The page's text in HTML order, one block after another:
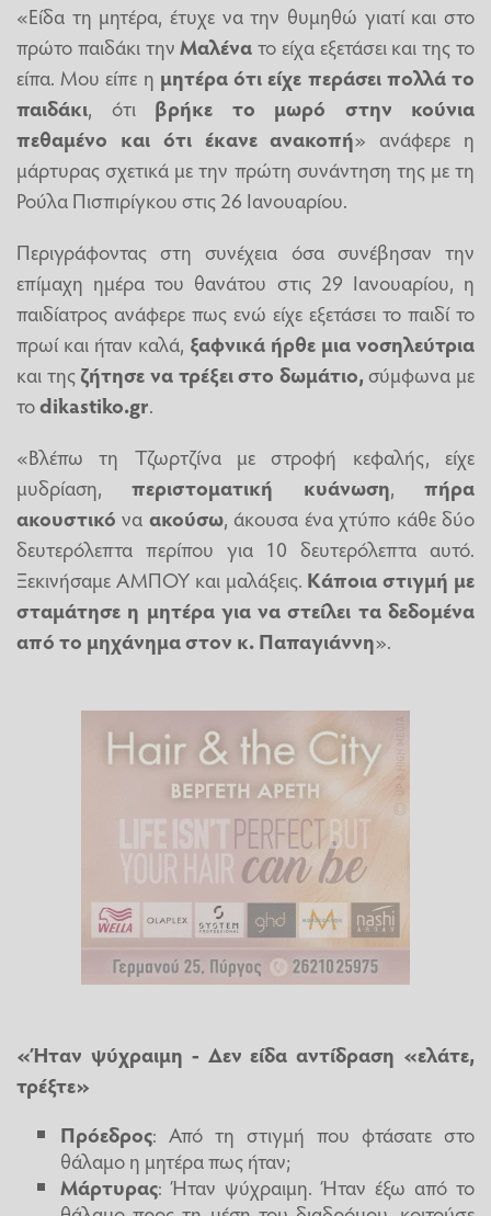
«Είδα τη μητέρα, έτυχε να την θυμηθώ γιατί και στο
πρώτο παιδάκι τηνΜαλένατο είχα εξετάσει και της το
είπα. Μου είπε η μητέρα ότι είχε περάσει πολλά το
παιδάκι, ότι βρήκε το μωρό στην κούνια
πεθαμένο και ότι έκανε ανακοπή» ανάφερε η
μάρτυρας σχετικά με την πρώτη συνάντηση της με τη
Ρούλα Πισπιρίγκου στις 26 Ιανουαρίου.
Περιγράφοντας στη συνέχεια όσα συνέβησαν την
επίμαχη ημέρα του θανάτου στις 29 Ιανουαρίου, η
παιδίατρος ανάφερε πως ενώ είχε εξετάσει το παιδί το
πρωί και ήταν καλά, ξαφνικά ήρθε μια νοσηλεύτρια
και τηςζήτησε να τρέξει στο δωμάτιο,σύμφωνα με
τοdikastiko.gr.
«Βλέπω τη Τζωρτζίνα με στροφή κεφαλής, είχε
μυδρίαση,περιστοματική κυάνωση,πήρα
ακουστικό να ακούσω, άκουσα ένα χτύπο κάθε δύο
δευτερόλεπτα περίπου για 10 δευτερόλεπτα αυτό.
Ξεκινήσαμε ΑΜΠΟΥ και μαλάξεις. Κάποια στιγμή με
σταμάτησε η μητέρα για να στείλει τα δεδομένα
από το μηχάνημα στον κ. Παπαγιάννη».
«Ήταν ψύχραιμη - Δεν είδα αντίδραση «ελάτε,
τρέξτε»
Πρόεδρος: Από τη στιγμή που φτάσατε στο
θάλαμο η μητέρα πως ήταν;
Μάρτυρας: Ήταν ψύχραιμη. Ήταν έξω από το